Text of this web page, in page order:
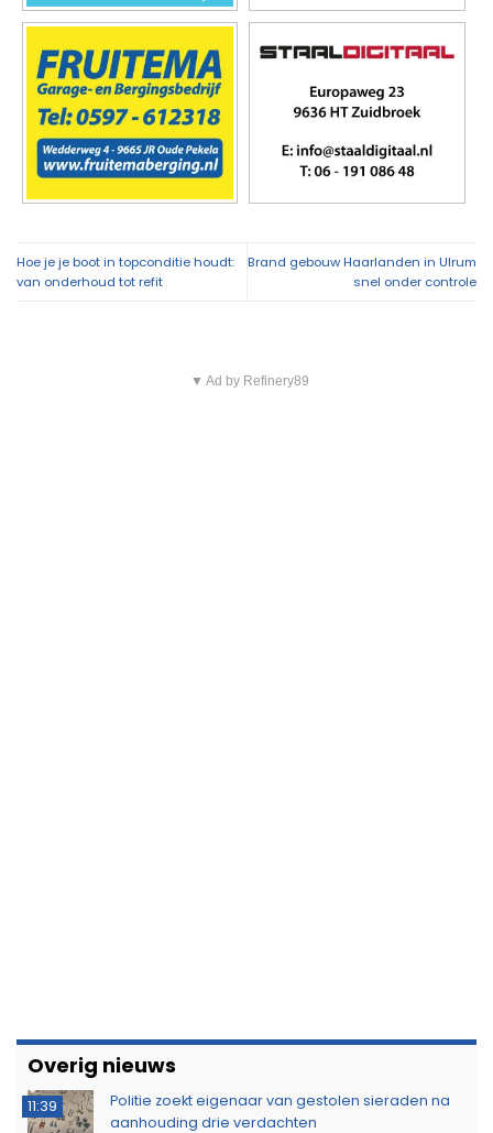
Hoe je je boot in topconditie houdt:
van onderhoud tot refit
Brand gebouw Haarlanden in Ulrum
snel onder controle
▼ Ad by Refinery89
Overig nieuws
11:39
Politie zoekt eigenaar van gestolen sieraden na
aanhouding drie verdachten